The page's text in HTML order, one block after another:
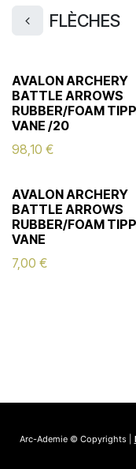
FLÈCHES
AVALON ARCHERY
BATTLE ARROWS
RUBBER/FOAM
VANE /20
98,10 €
AVALON ARCHERY
BATTLE ARROWS
RUBBER/FOAM
VANE
7,00 €
Arc-Ademie © Copyrights |